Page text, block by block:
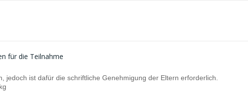
für die Teilnahme
jedoch ist dafür die schriftliche Genehmigung der Eltern erforderlich.